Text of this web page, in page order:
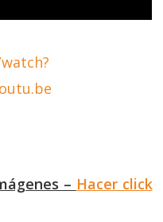
– Hacer click